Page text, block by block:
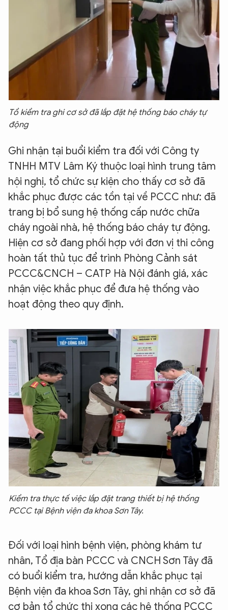
Tổ kiểm tra ghi cơ sở đã lắp đặt hệ thống báo cháy tự
động
Ghi nhận tại buổi kiểm tra đối với Công ty
TNHH MTV Lâm Ký thuộc loại hình trung tâm
hội nghị, tổ chức sự kiện cho thấy cơ sở đã
khắc phục được các tồn tại về PCCC như: đã
trang bị bổ sung hệ thống cấp nước chữa
cháy ngoài nhà, hệ thống báo cháy tự động.
Hiện cơ sở đang phối hợp với đơn vị thi công
hoàn tất thủ tục để trình Phòng Cảnh sát
PCCC&CNCH – CATP Hà Nội đánh giá, xác
nhận việc khắc phục để đưa hệ thống vào
hoạt động theo quy định.
Kiểm tra thực tế việc lắp đặt trang thiết bị hệ thống
PCCC tại Bệnh viện đa khoa Sơn Tây.
Đối với loại hình bệnh viện, phòng khám tư
nhân, Tổ địa bàn PCCC và CNCH Sơn Tây đã
có buổi kiểm tra, hướng dẫn khắc phục tại
Bệnh viện đa khoa Sơn Tây, ghi nhận cơ sở đã
cơ bản tổ chức thi xong các hệ thống PCCC